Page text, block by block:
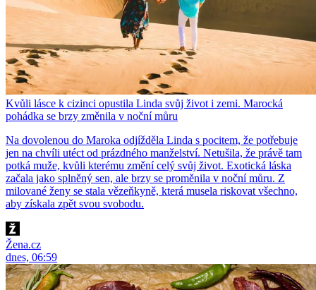
Kvůli lásce k cizinci opustila Linda svůj život i zemi. Marocká
pohádka se brzy změnila v noční můru
Na dovolenou do Maroka odjížděla Linda s pocitem, že potřebuje
jen na chvíli utéct od prázdného manželství. Netušila, že právě tam
potká muže, kvůli kterému změní celý svůj život. Exotická láska
začala jako splněný sen, ale brzy se proměnila v noční můru. Z
milované ženy se stala vězeňkyně, která musela riskovat všechno,
aby získala zpět svou svobodu.
Žena.cz
dnes, 06:59